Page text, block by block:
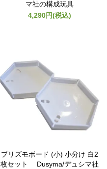
マ社の構成玩具
4,290円(税込)
プリズモボード (小) 小分け 白2
枚セット Dusyma/デュシマ社